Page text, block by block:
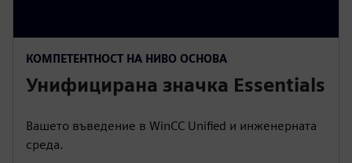
КОМПЕТЕНТНОСТ НА НИВО ОСНОВА
Унифицирана значка Essentials
Вашето въведение в WinCC Unified и инженерната
среда.